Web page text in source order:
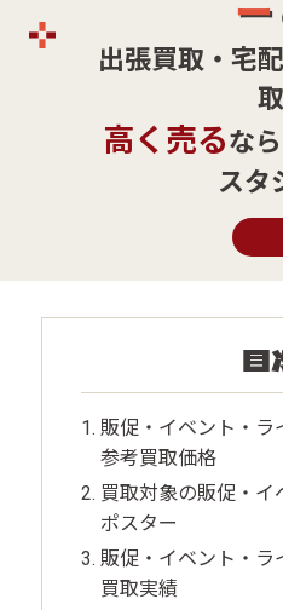
ー
出張買取・宅
取
高く売るな
スタ
目
販促・イベント・ラ
参考買取価格
買取対象の販促・イ
ポスター
販促・イベント・ラ
買取実績